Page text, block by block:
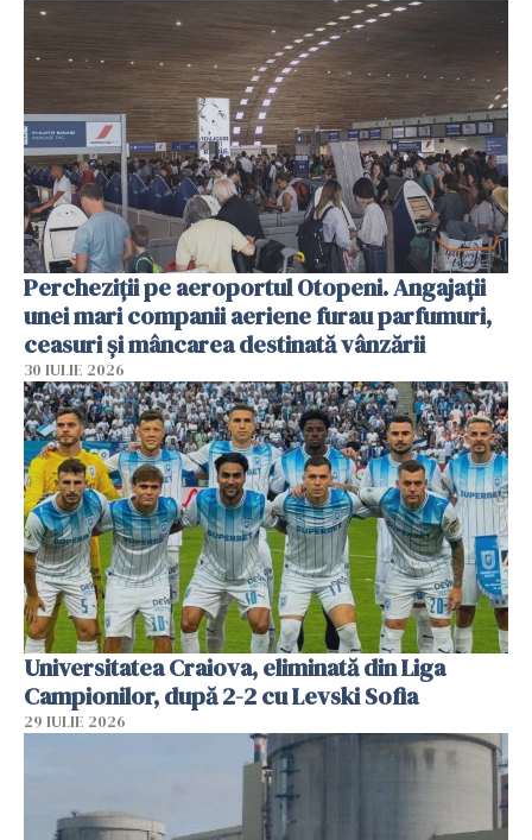
Percheziții pe aeroportul Otopeni. Angajații
unei mari companii aeriene furau parfumuri,
ceasuri și mâncarea destinată vânzării
30 IULIE 2026
Universitatea Craiova, eliminată din Liga
Campionilor, după 2-2 cu Levski Sofia
29 IULIE 2026